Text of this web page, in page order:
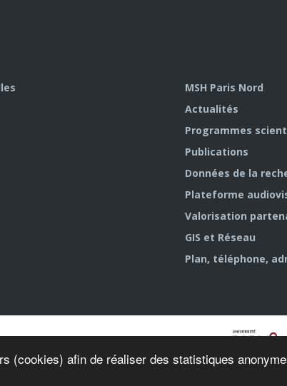
(cookies) afin de réaliser des statistiques
MSH Paris Nord
Actualités
Programmes
Publications
Données de la
Plateforme
Valorisation
GIS et Réseau
Plan, téléphone,